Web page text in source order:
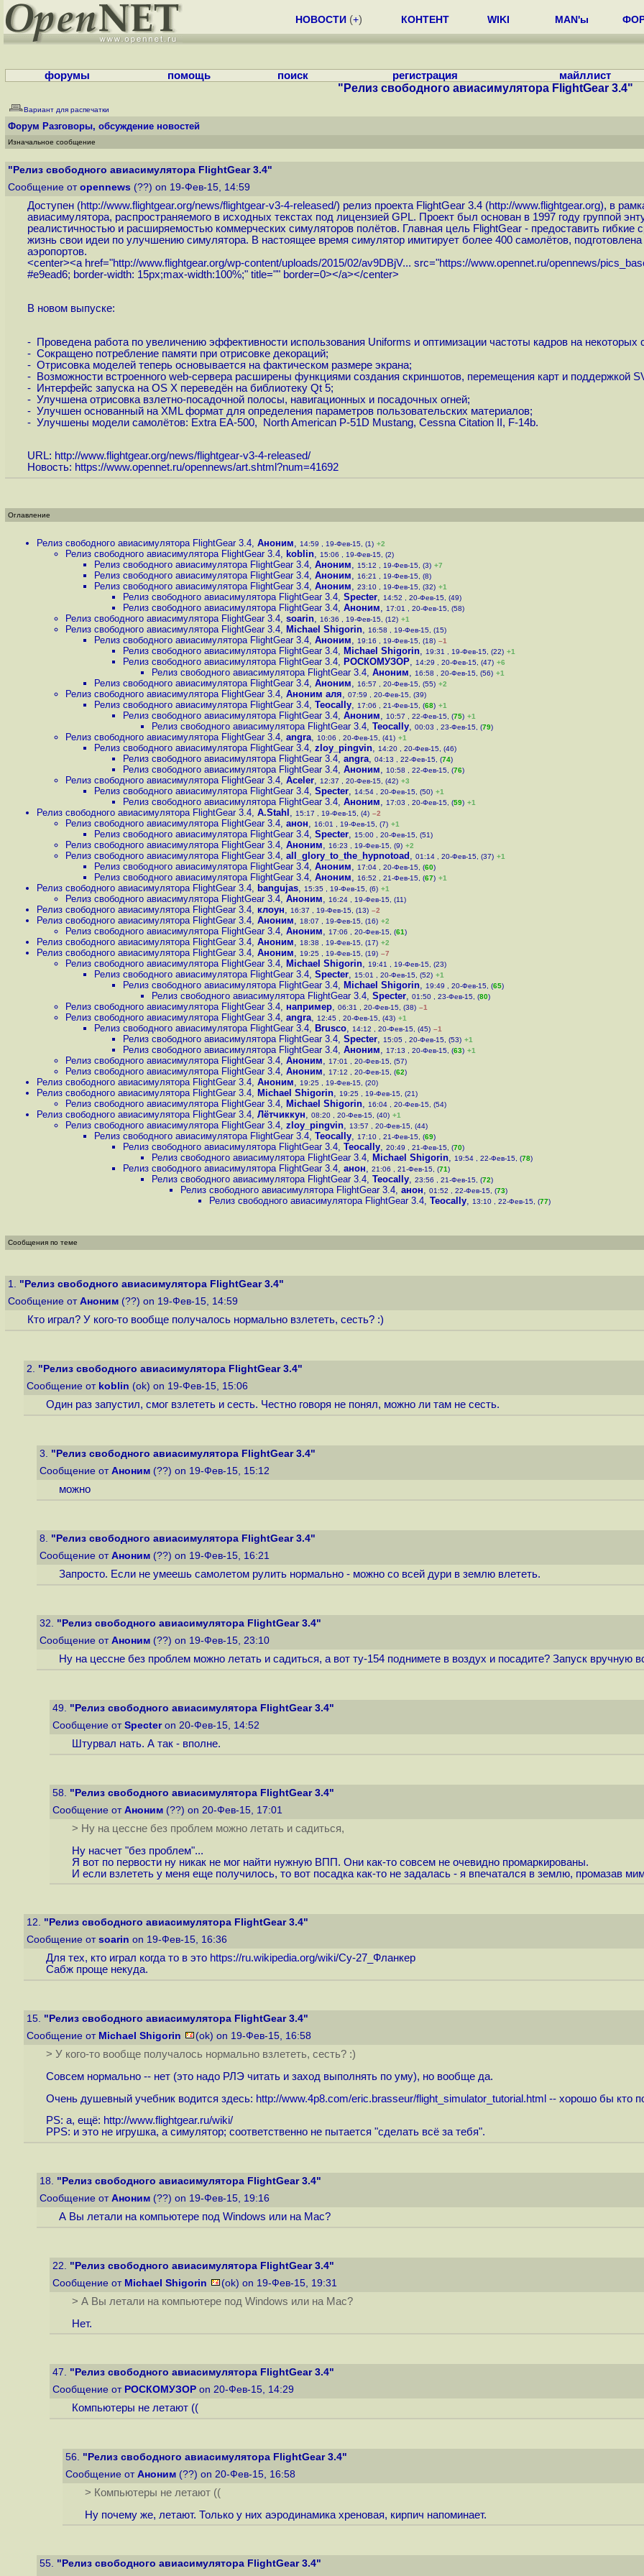
НОВОСТИ (+) КОНТЕНТ WIKI MAN'ы
форумы помощь поиск регистрация майллист
"Релиз свободного авиасимулятора FlightGear 3.4"
Вариант для распечатки
Форум Разговоры, обсуждение новостей
Изначальное сообщение
"Релиз свободного авиасимулятора FlightGear 3.4"
Сообщение от opennews (??) on 19-Фев-15, 14:59
Доступен (http://www.flightgear.org/news/flightgear-v3-4-released/) релиз проекта FlightGear 3.4 (http://www.flightgear.org), в
авиасимулятора, распространяемого в исходных текстах под лицензией GPL. Проект был основан в 1997 году группой
реалистичностью и расширяемостью коммерческих симуляторов полётов. Главная цель FlightGear - предоставить
жизнь свои идеи по улучшению симулятора. В настоящее время симулятор имитирует более 400 самолётов,
аэропортов.
<center><a href="http://www.flightgear.org/wp-content/uploads/2015/02/av9DBjV... src="https://www.opennet.ru/opennews/
#e9ead6; border-width: 15px;max-width:100%;" title="" border=0></a></center>
В новом выпуске:
- Проведена работа по увеличению эффективности использования Uniforms и оптимизации частоты кадров на некоторых
- Сокращено потребление памяти при отрисовке декораций;
- Отрисовка моделей теперь основывается на фактическом размере экрана;
- Возможности встроенного web-сервера расширены функциями создания скриншотов, перемещения карт и поддержкой
- Интерфейс запуска на OS X переведён на библиотеку Qt 5;
- Улучшена отрисовка взлетно-посадочной полосы, навигационных и посадочных огней;
- Улучшен основанный на XML формат для определения параметров пользовательских материалов;
- Улучшены модели самолётов: Extra EA-500, North American P-51D Mustang, Cessna Citation II, F-14b.
URL: http://www.flightgear.org/news/flightgear-v3-4-released/
Новость: https://www.opennet.ru/opennews/art.shtml?num=41692
Оглавление
Релиз свободного авиасимулятора FlightGear 3.4, Аноним, 14:59 , 19-Фев-15, (1) +2
Релиз свободного авиасимулятора FlightGear 3.4, koblin, 15:06 , 19-Фев-15, (2)
Релиз свободного авиасимулятора FlightGear 3.4, Аноним, 15:12 , 19-Фев-15, (3) +7
Релиз свободного авиасимулятора FlightGear 3.4, Аноним, 16:21 , 19-Фев-15, (8)
Релиз свободного авиасимулятора FlightGear 3.4, Аноним, 23:10 , 19-Фев-15, (32) +1
Релиз свободного авиасимулятора FlightGear 3.4, Specter, 14:52 , 20-Фев-15, (49)
Релиз свободного авиасимулятора FlightGear 3.4, Аноним, 17:01 , 20-Фев-15, (58)
Релиз свободного авиасимулятора FlightGear 3.4, soarin, 16:36 , 19-Фев-15, (12) +1
Релиз свободного авиасимулятора FlightGear 3.4, Michael Shigorin, 16:58 , 19-Фев-15, (15)
Релиз свободного авиасимулятора FlightGear 3.4, Аноним, 19:16 , 19-Фев-15, (18) –1
Релиз свободного авиасимулятора FlightGear 3.4, Michael Shigorin, 19:31 , 19-Фев-15, (22) +1
Релиз свободного авиасимулятора FlightGear 3.4, РОСКОМУЗОР, 14:29 , 20-Фев-15, (47) +6
Релиз свободного авиасимулятора FlightGear 3.4, Аноним, 16:58 , 20-Фев-15, (56) +1
Релиз свободного авиасимулятора FlightGear 3.4, Аноним, 16:57 , 20-Фев-15, (55) +2
Релиз свободного авиасимулятора FlightGear 3.4, Аноним аля, 07:59 , 20-Фев-15, (39)
Релиз свободного авиасимулятора FlightGear 3.4, Teocally, 17:06 , 21-Фев-15, (68) +1
Релиз свободного авиасимулятора FlightGear 3.4, Аноним, 10:57 , 22-Фев-15, (75) +1
Релиз свободного авиасимулятора FlightGear 3.4, Teocally, 00:03 , 23-Фев-15, (79)
Релиз свободного авиасимулятора FlightGear 3.4, angra, 10:06 , 20-Фев-15, (41) +1
Релиз свободного авиасимулятора FlightGear 3.4, zloy_pingvin, 14:20 , 20-Фев-15, (46)
Релиз свободного авиасимулятора FlightGear 3.4, angra, 04:13 , 22-Фев-15, (74)
Релиз свободного авиасимулятора FlightGear 3.4, Аноним, 10:58 , 22-Фев-15, (76)
Релиз свободного авиасимулятора FlightGear 3.4, Aceler, 12:37 , 20-Фев-15, (42) +3
Релиз свободного авиасимулятора FlightGear 3.4, Specter, 14:54 , 20-Фев-15, (50) +1
Релиз свободного авиасимулятора FlightGear 3.4, Аноним, 17:03 , 20-Фев-15, (59) +1
Релиз свободного авиасимулятора FlightGear 3.4, A.Stahl , 15:17 , 19-Фев-15, (4) –2
Релиз свободного авиасимулятора FlightGear 3.4, анон, 16:01 , 19-Фев-15, (7) +1
Релиз свободного авиасимулятора FlightGear 3.4, Specter, 15:00 , 20-Фев-15, (51)
Релиз свободного авиасимулятора FlightGear 3.4, Аноним, 16:23 , 19-Фев-15, (9) +2
Релиз свободного авиасимулятора FlightGear 3.4, all_glory_to_the_hypnotoad , 01:14 , 20-Фев-15, (37) +1
Релиз свободного авиасимулятора FlightGear 3.4, Аноним, 17:04 , 20-Фев-15, (60)
Релиз свободного авиасимулятора FlightGear 3.4, Аноним, 16:52 , 21-Фев-15, (67) +1
Релиз свободного авиасимулятора FlightGear 3.4, bangujas, 15:35 , 19-Фев-15, (6) +1
Релиз свободного авиасимулятора FlightGear 3.4, Аноним, 16:24 , 19-Фев-15, (11)
Релиз свободного авиасимулятора FlightGear 3.4, клоун, 16:37 , 19-Фев-15, (13) –2
Релиз свободного авиасимулятора FlightGear 3.4, Аноним, 18:07 , 19-Фев-15, (16) +2
Релиз свободного авиасимулятора FlightGear 3.4, Аноним, 17:06 , 20-Фев-15, (61)
Релиз свободного авиасимулятора FlightGear 3.4, Аноним, 18:38 , 19-Фев-15, (17) +2
Релиз свободного авиасимулятора FlightGear 3.4, Аноним, 19:25 , 19-Фев-15, (19) –7
Релиз свободного авиасимулятора FlightGear 3.4, Michael Shigorin, 19:41 , 19-Фев-15, (23)
Релиз свободного авиасимулятора FlightGear 3.4, Specter, 15:01 , 20-Фев-15, (52) +1
Релиз свободного авиасимулятора FlightGear 3.4, Michael Shigorin, 19:49 , 20-Фев-15, (65)
Релиз свободного авиасимулятора FlightGear 3.4, Specter, 01:50 , 23-Фев-15, (80)
Релиз свободного авиасимулятора FlightGear 3.4, например, 06:31 , 20-Фев-15, (38) –1
Релиз свободного авиасимулятора FlightGear 3.4, angra, 12:45 , 20-Фев-15, (43) +1
Релиз свободного авиасимулятора FlightGear 3.4, Brusco, 14:12 , 20-Фев-15, (45) –1
Релиз свободного авиасимулятора FlightGear 3.4, Specter, 15:05 , 20-Фев-15, (53) +1
Релиз свободного авиасимулятора FlightGear 3.4, Аноним, 17:13 , 20-Фев-15, (63) +1
Релиз свободного авиасимулятора FlightGear 3.4, Аноним, 17:01 , 20-Фев-15, (57)
Релиз свободного авиасимулятора FlightGear 3.4, Аноним, 17:12 , 20-Фев-15, (62)
Релиз свободного авиасимулятора FlightGear 3.4, Аноним, 19:25 , 19-Фев-15, (20)
Релиз свободного авиасимулятора FlightGear 3.4, Michael Shigorin, 19:25 , 19-Фев-15, (21)
Релиз свободного авиасимулятора FlightGear 3.4, Michael Shigorin, 16:04 , 20-Фев-15, (54)
Релиз свободного авиасимулятора FlightGear 3.4, Лётчиккун, 08:20 , 20-Фев-15, (40) +1
Релиз свободного авиасимулятора FlightGear 3.4, zloy_pingvin, 13:57 , 20-Фев-15, (44)
Релиз свободного авиасимулятора FlightGear 3.4, Teocally, 17:10 , 21-Фев-15, (69)
Релиз свободного авиасимулятора FlightGear 3.4, Teocally, 20:49 , 21-Фев-15, (70)
Релиз свободного авиасимулятора FlightGear 3.4, Michael Shigorin, 19:54 , 22-Фев-15, (78)
Релиз свободного авиасимулятора FlightGear 3.4, анон, 21:06 , 21-Фев-15, (71)
Релиз свободного авиасимулятора FlightGear 3.4, Teocally, 23:56 , 21-Фев-15, (72)
Релиз свободного авиасимулятора FlightGear 3.4, анон, 01:52 , 22-Фев-15, (73)
Релиз свободного авиасимулятора FlightGear 3.4, Teocally, 13:10 , 22-Фев-15, (77)
Сообщения по теме
1. "Релиз свободного авиасимулятора FlightGear 3.4"
Сообщение от Аноним (??) on 19-Фев-15, 14:59
Кто играл? У кого-то вообще получалось нормально взлететь, сесть? :)
2. "Релиз свободного авиасимулятора FlightGear 3.4"
Сообщение от koblin (ok) on 19-Фев-15, 15:06
Один раз запустил, смог взлететь и сесть. Честно говоря не понял, можно ли там не сесть.
3. "Релиз свободного авиасимулятора FlightGear 3.4"
Сообщение от Аноним (??) on 19-Фев-15, 15:12
можно
8. "Релиз свободного авиасимулятора FlightGear 3.4"
Сообщение от Аноним (??) on 19-Фев-15, 16:21
Запросто. Если не умеешь самолетом рулить нормально - можно со всей дури в землю влететь.
32. "Релиз свободного авиасимулятора FlightGear 3.4"
Сообщение от Аноним (??) on 19-Фев-15, 23:10
Ну на цессне без проблем можно летать и садиться, а вот ту-154 поднимете в воздух и посадите? Запуск вручную
49. "Релиз свободного авиасимулятора FlightGear 3.4"
Сообщение от Specteron 20-Фев-15, 14:52
Штурвал нать. А так - вполне.
58. "Релиз свободного авиасимулятора FlightGear 3.4"
Сообщение от Аноним (??) on 20-Фев-15, 17:01
> Ну на цессне без проблем можно летать и садиться,
Ну насчет "без проблем"...
Я вот по первости ну никак не мог найти нужную ВПП. Они как-то совсем не очевидно промаркированы.
И если взлететь у меня еще получилось, то вот посадка как-то не задалась - я впечатался в землю, промазав
12. "Релиз свободного авиасимулятора FlightGear 3.4"
Сообщение от soarin on 19-Фев-15, 16:36
Для тех, кто играл когда то в это https://ru.wikipedia.org/wiki/Су-27_Фланкер
Сабж проще некуда.
15. "Релиз свободного авиасимулятора FlightGear 3.4"
Сообщение от Michael Shigorin (ok) on 19-Фев-15, 16:58
> У кого-то вообще получалось нормально взлететь, сесть? :)
Совсем нормально -- нет (это надо РЛЭ читать и заход выполнять по уму), но вообще да.
Очень душевный учебник водится здесь: http://www.4p8.com/eric.brasseur/flight_simulator_tutorial.html -- хорошо бы кто
PS: а, ещё: http://www.flightgear.ru/wiki/
PPS: и это не игрушка, а симулятор; соответственно не пытается "сделать всё за тебя".
18. "Релиз свободного авиасимулятора FlightGear 3.4"
Сообщение от Аноним (??) on 19-Фев-15, 19:16
А Вы летали на компьютере под Windows или на Mac?
22. "Релиз свободного авиасимулятора FlightGear 3.4"
Сообщение от Michael Shigorin (ok) on 19-Фев-15, 19:31
> А Вы летали на компьютере под Windows или на Mac?
Нет.
47. "Релиз свободного авиасимулятора FlightGear 3.4"
Сообщение от РОСКОМУЗОР on 20-Фев-15, 14:29
Компьютеры не летают ((
56. "Релиз свободного авиасимулятора FlightGear 3.4"
Сообщение от Аноним (??) on 20-Фев-15, 16:58
> Компьютеры не летают ((
Ну почему же, летают. Только у них аэродинамика хреновая, кирпич напоминает.
55. "Релиз свободного авиасимулятора FlightGear 3.4"